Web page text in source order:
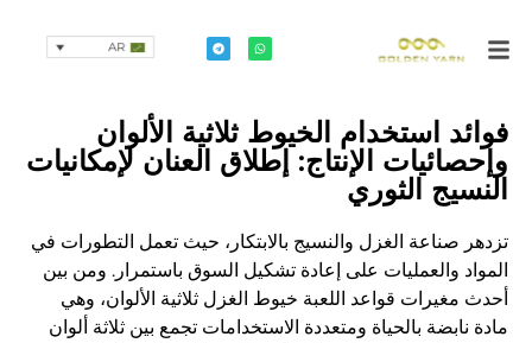
AR
فوائد استخدام الخيوط ثلاثية الألوان
وإحصائيات الإنتاج: إطلاق العنان لإمكانيات
النسيج الثوري
تزدهر صناعة الغزل والنسيج بالابتكار، حيث تعمل التطورات في
المواد والعمليات على إعادة تشكيل السوق باستمرار. ومن بين
أحدث مغيرات قواعد اللعبة خيوط الغزل ثلاثية الألوان، وهي
مادة نابضة بالحياة ومتعددة الاستخدامات تجمع بين ثلاثة ألوان